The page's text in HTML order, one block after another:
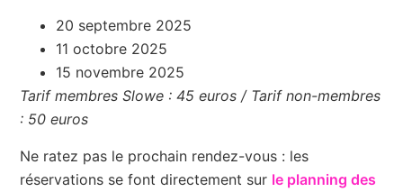
20 septembre 2025
11 octobre 2025
15 novembre 2025
Tarif membres Slowe : 45 euros / Tarif non-membres
: 50 euros
Ne ratez pas le prochain rendez-vous : les
réservations se font directement sur le planning des